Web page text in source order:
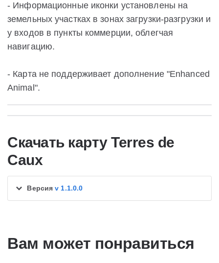
- Информационные иконки установлены на
земельных участках в зонах загрузки-разгрузки и
у входов в пункты коммерции, облегчая
навигацию.
- Карта не поддерживает дополнение "Enhanced
Animal".
Скачать карту Terres de
Caux
Версияv 1.1.0.0
Вам может понравиться